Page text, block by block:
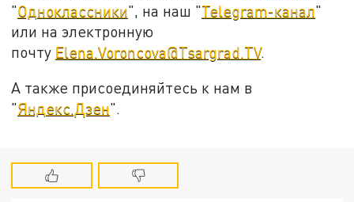
"Одноклассники", на наш "Telegram-канал"
или на электронную
почту Elena.Voroncova@Tsargrad.TV.
А также присоединяйтесь к нам в
"Яндекс.Дзен".